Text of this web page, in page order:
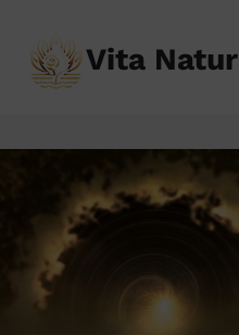
obsah
Vita Natur